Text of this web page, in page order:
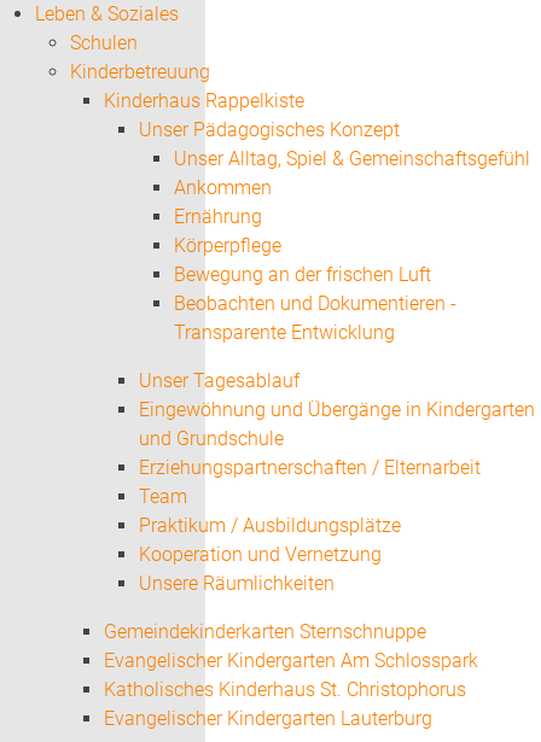
Leben & Soziales
Schulen
Kinderbetreuung
Kinderhaus Rappelkiste
Unser Pädagogisches Konzept
Unser Alltag, Spiel & Gemeinschaftsgefühl
Ankommen
Ernährung
Körperpflege
Bewegung an der frischen Luft
Beobachten und Dokumentieren -
Transparente Entwicklung
Unser Tagesablauf
Eingewöhnung und Übergänge in Kindergarten
und Grundschule
Erziehungspartnerschaften / Elternarbeit
Team
Praktikum / Ausbildungsplätze
Kooperation und Vernetzung
Unsere Räumlichkeiten
Gemeindekinderkarten Sternschnuppe
Evangelischer Kindergarten Am Schlosspark
Katholisches Kinderhaus St. Christophorus
Evangelischer Kindergarten Lauterburg